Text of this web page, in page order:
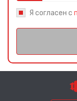
Я согласен с